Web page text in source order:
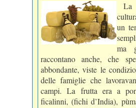
La
un
ma
raccontano anche, che
abbondante, viste le
delle famiglie che
campi. La frutta era a
ficalinni, (fichi d’India),